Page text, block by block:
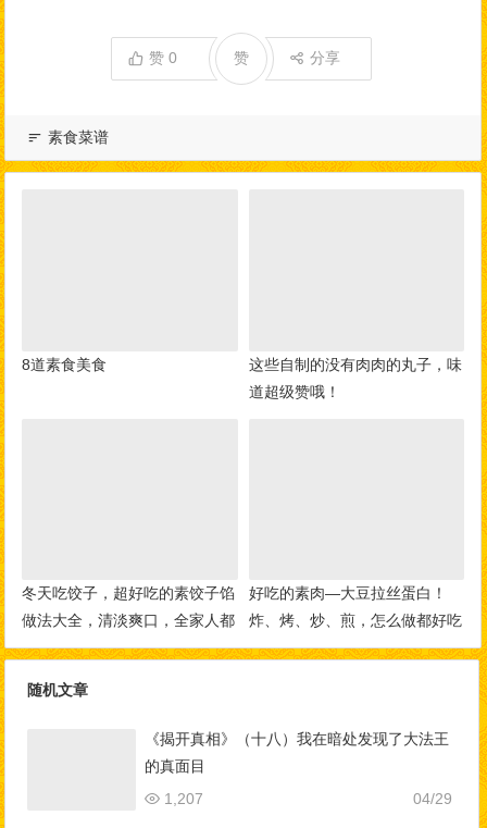
赞0 分享
赞
素食菜谱
8道素食美食
这些自制的没有肉肉的丸子，味
道超级赞哦！
冬天吃饺子，超好吃的素饺子馅
做法大全，清淡爽口，全家人都
爱吃！
好吃的素肉—大豆拉丝蛋白！
炸、烤、炒、煎，怎么做都好吃
随机文章
《揭开真相》（十八）我在暗处发现了大法王
的真面目
04/29
1,207